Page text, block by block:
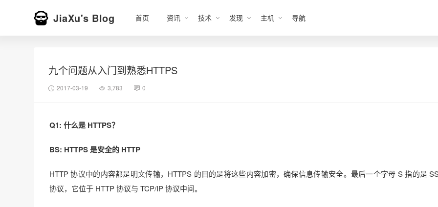
JiaXu's Blog 首页 资讯 技术 发现 主机 导航
九个问题从入门到熟悉HTTPS
2017-03-19 3,783 0
Q1: 什么是 HTTPS？
BS: HTTPS 是安全的 HTTP
HTTP 协议中的内容都是明文传输，HTTPS 的目的是将这些内容加密，确保信息传输安全。最后一个字母 S 指的是
协议，它位于 HTTP 协议与 TCP/IP 协议中间。